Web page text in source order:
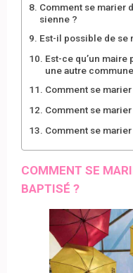
Comment se marier
sienne ?
Est-il possible de se
Est-ce qu’un
une autre
Comment se
Comment se
Comment se
COMMENT SE
BAPTISÉ ?